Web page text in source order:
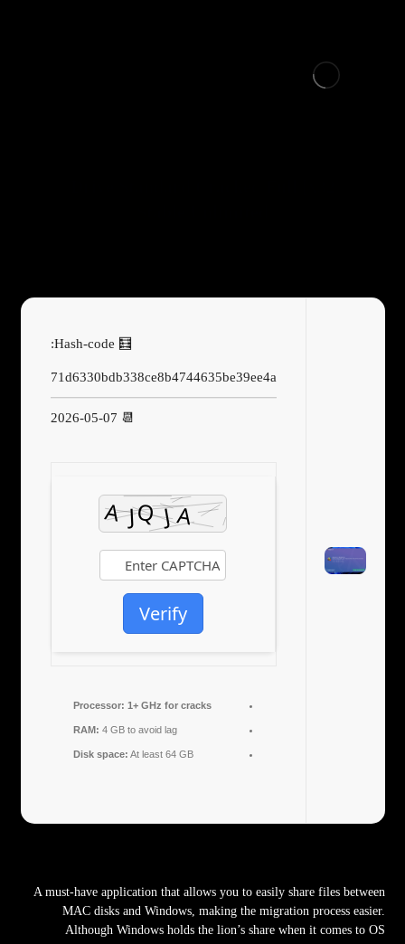
🧮 Hash-code:
71d6330bdb338ce8b4744635be39ee4a
📆 2026-05-07
Verify
Processor: 1+ GHz for cracks
RAM: 4 GB to avoid lag
Disk space: At least 64 GB
A must-have application that allows you to easily share files between
MAC disks and Windows, making the migration process easier.
Although Windows holds the lion’s share when it comes to OS